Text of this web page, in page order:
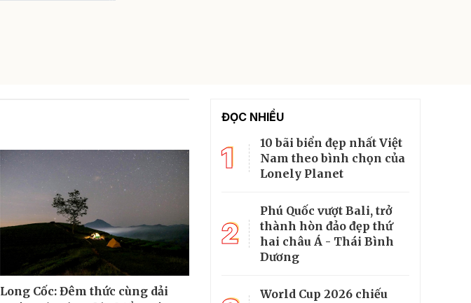
Long Cốc: Đêm thức cùng dải
ĐỌC NHIỀU
1
10 bãi biển đẹp nhất Việt
Nam theo bình chọn của
Lonely Planet
2
Phú Quốc vượt Bali, trở
thành hòn đảo đẹp thứ
hai châu Á - Thái Bình
Dương
World Cup 2026 chiếu